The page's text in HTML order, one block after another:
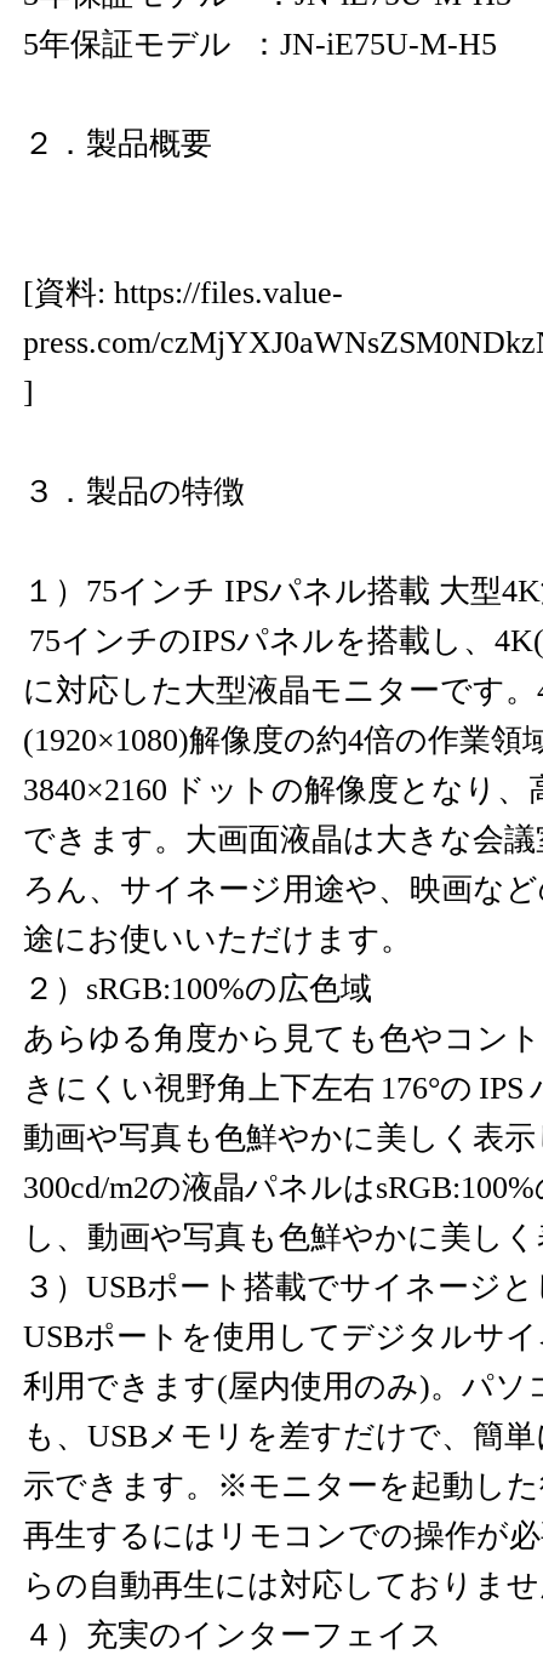
5年保証モデル ：JN-iE75U-M-H5
２．製品概要
[資料: https://files.value-
press.com/
]
３．製品の特徴
１）75インチ IPSパネル搭載 大型
75インチのIPSパネルを搭載し、
に対応した大型液晶モニターです
(1920×1080)解像度の約4倍の作業
3840×2160 ドットの解像度となり
できます。大画面液晶は大きな会
ろん、サイネージ用途や、映画な
途にお使いいただけます。
２）sRGB:100%の広色域
あらゆる角度から見ても色やコン
きにくい視野角上下左右 176°の
動画や写真も色鮮やかに美しく表
300cd/m2の液晶パネルは
し、動画や写真も色鮮やかに美し
３）USBポート搭載でサイネージ
USBポートを使用してデジタルサ
利用できます(屋内使用のみ)。パソ
も、USBメモリを差すだけで、簡
示できます。※モニターを起動し
再生するにはリモコンでの操作が
らの自動再生には対応しておりま
４）充実のインターフェイス